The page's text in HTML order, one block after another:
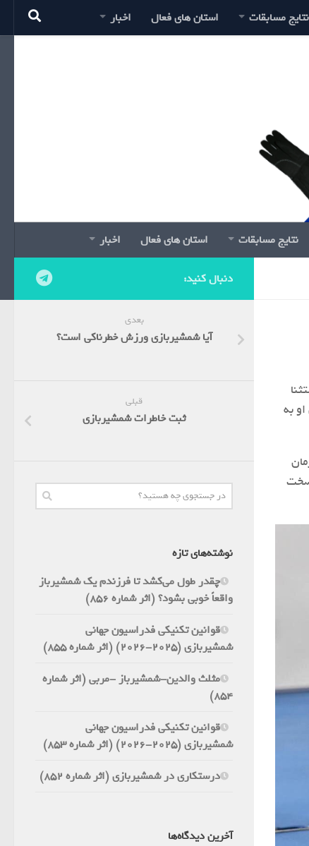
نتایج مسابقات استان های فعال اخبار
نتایج مسابقات استان های فعال اخبار
به
سخت
دنبال کنید:
بعدی
آیا شمشیربازی ورزش خطرناکی است؟
قبلی
ثبت خاطرات شمشیربازی
نوشته‌های تازه
چقدر طول می‌کشد تا فرزندم یک شمشیرباز
واقعاً خوبی بشود؟ (اثر شماره 856)
قوانین تکنیکی فدراسیون جهانی
شمشیربازی (2025-2026) (اثر شماره 855)
مثلث والدین-شمشیرباز -مربی (اثر شماره
854)
قوانین تکنیکی فدراسیون جهانی
شمشیربازی (2025-2026) (اثر شماره 853)
درستکاری در شمشیربازی (اثر شماره 852)
آخرین دیدگاه‌ها